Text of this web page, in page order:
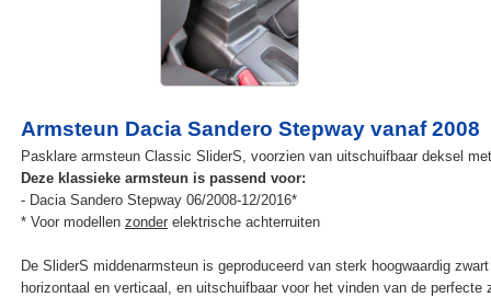
Armsteun Dacia Sandero Stepway vanaf 2008
Pasklare armsteun Classic SliderS, voorzien van uitschuifbaar deksel
Deze klassieke armsteun is passend voor:
- Dacia Sandero Stepway 06/2008-12/2016*
* Voor modellen zonderelektrische achterruiten
De SliderS middenarmsteun is geproduceerd van sterk hoogwaardig
horizontaal en verticaal, en uitschuifbaar voor het vinden van de perfecte